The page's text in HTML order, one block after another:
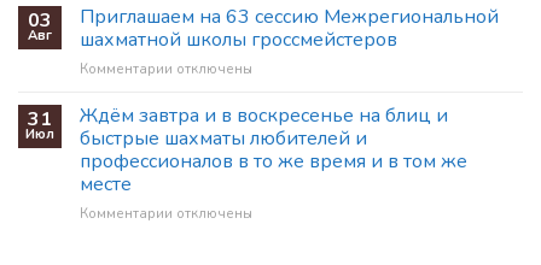
ГОД
турнирам
в
парке
Итоги
турниров
в
Шахматном
03
Авг
Приглашаем на 63 сессию Межрегиональной
шахматной школы гроссмейстеров
Комментарии к
Приглашаем
на
63
сессию
шахматной
отключены
31
Июл
Ждём завтра и в воскресенье на блиц и
быстрые шахматы любителей и
профессионалов в то же время и в том же
месте
Комментарии котключены